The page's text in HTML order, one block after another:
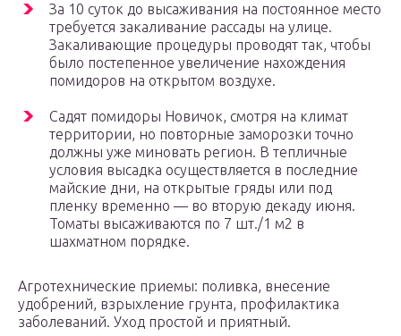
За 10 суток до высаживания на постоянное место
требуется закаливание рассады на улице.
Закаливающие процедуры проводят так, чтобы
было постепенное увеличение нахождения
помидоров на открытом воздухе.
Садят помидоры Новичок, смотря на климат
территории, но повторные заморозки точно
должны уже миновать регион. В тепличные
условия высадка осуществляется в последние
майские дни, на открытые гряды или под
пленку временно — во вторую декаду июня.
Томаты высаживаются по 7 шт./1 м2 в
шахматном порядке.
Агротехнические приемы: поливка, внесение
удобрений, взрыхление грунта, профилактика
заболеваний. Уход простой и приятный.